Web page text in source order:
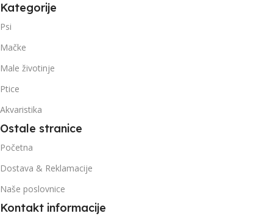
Kategorije
Psi
Mačke
Male životinje
Ptice
Akvaristika
Ostale stranice
Početna
Dostava & Reklamacije
Naše poslovnice
Kontakt informacije